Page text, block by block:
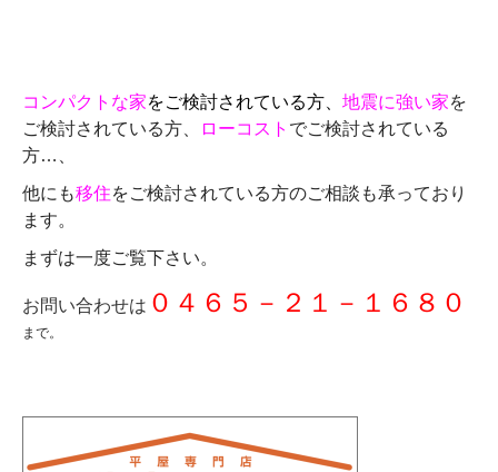
コンパクトな家をご検討されている方、 地震に強い家を
ご検討されている方、
ローコスト でご検討されている
方…、
他にも移住をご検討されている方のご相談も承っており
ます。
まずは一度ご覧下さい。
お問い合わせは ０４６５－２１－１６８０
まで。